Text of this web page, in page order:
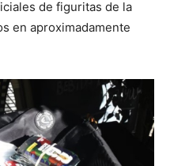
de figuritas de la
en aproximadamente